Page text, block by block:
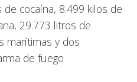
cocaína, 8.499 kilos de
29.773 litros de
marítimas y dos
de fuego